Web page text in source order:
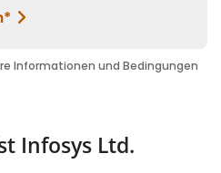
Infosys Ltd.